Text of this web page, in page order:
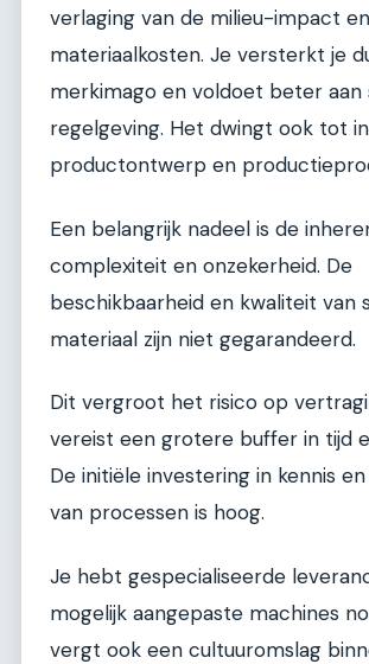
verlaging van de milieu-impact en
materiaalkosten. Je versterkt je
merkimago en voldoet beter
regelgeving. Het dwingt ook tot
productontwerp en
Een belangrijk nadeel is de
complexiteit en onzekerheid. De
beschikbaarheid en kwaliteit van
materiaal zijn niet gegarandeerd.
Dit vergroot het risico op
vereist een grotere buffer in tijd
De initiële investering in kennis
van processen is hoog.
Je hebt gespecialiseerde
mogelijk aangepaste machines
vergt ook een cultuuromslag